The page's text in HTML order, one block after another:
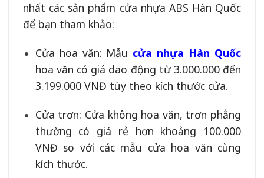
nhất các sản phẩm cửa nhựa ABS Hàn Quốc
để bạn tham khảo:
Cửa hoa văn: Mẫu cửa nhựa Hàn Quốc
hoa văn có giá dao động từ 3.000.000 đến
3.199.000 VNĐ tùy theo kích thước cửa.
Cửa trơn: Cửa không hoa văn, trơn phẳng
thường có giá rẻ hơn khoảng 100.000
VNĐ so với các mẫu cửa hoa văn cùng
kích thước.